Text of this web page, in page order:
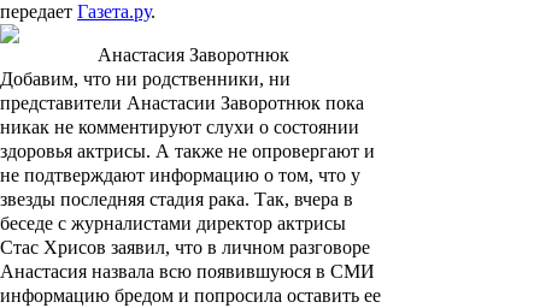
передает Газета.ру.
Анастасия Заворотнюк
Добавим, что ни родственники, ни
представители Анастасии Заворотнюк пока
никак не комментируют слухи о состоянии
здоровья актрисы. А также не опровергают и
не подтверждают информацию о том, что у
звезды последняя стадия рака. Так, вчера в
беседе с журналистами директор актрисы
Стас Хрисов заявил, что в личном разговоре
Анастасия назвала всю появившуюся в СМИ
информацию бредом и попросила оставить ее